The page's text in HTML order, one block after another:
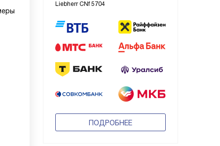
Liebherr CNf 5704
ПОДРОБНЕЕ